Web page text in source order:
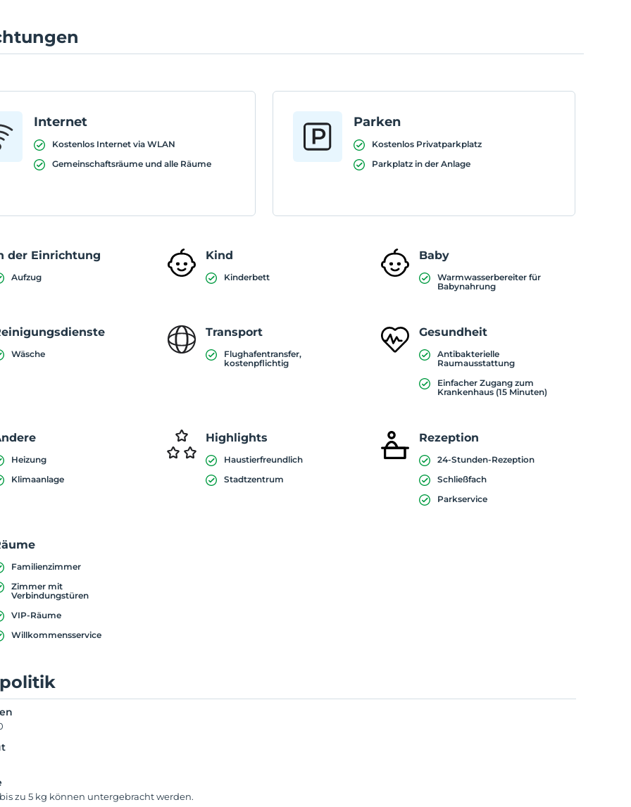
Internet
Kostenlos Internet via WLAN
Gemeinschaftsräume und alle Räume
Parken
Kostenlos Privatparkplatz
Parkplatz in der Anlage
der Einrichtung
Aufzug
Kind
Kinderbett
Baby
Warmwasserbereiter für
Babynahrung
Wäsche
Transport
Flughafentransfer,
kostenpflichtig
Gesundheit
Antibakterielle
Raumausstattung
Einfacher Zugang zum
Krankenhaus (15 Minuten)
Heizung
Klimaanlage
Highlights
Haustierfreundlich
Stadtzentrum
Rezeption
24-Stunden-Rezeption
Schließfach
Parkservice
Familienzimmer
Zimmer mit
Verbindungstüren
VIP-Räume
Willkommensservice
zu 5 kg können untergebracht werden.